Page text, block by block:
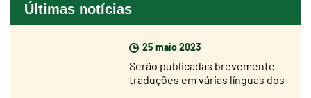
Últimas notícias
25 maio 2023
Serão publicadas brevemente
traduções em várias línguas dos